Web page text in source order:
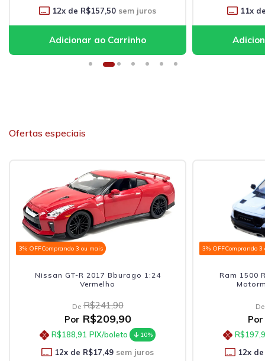
12x de R$157,50 sem juros
11x
Ofertas especiais
3% OFFComprando 3 ou mais
Nissan GT-R 2017 Bburago 1:24
Vermelho
De R$241,90
Por R$209,90
R$188,91 PIX/boleto 10%
12x de R$17,49 sem juros
3% OFFComprando 3
Ram 1500
De
Por
12x de